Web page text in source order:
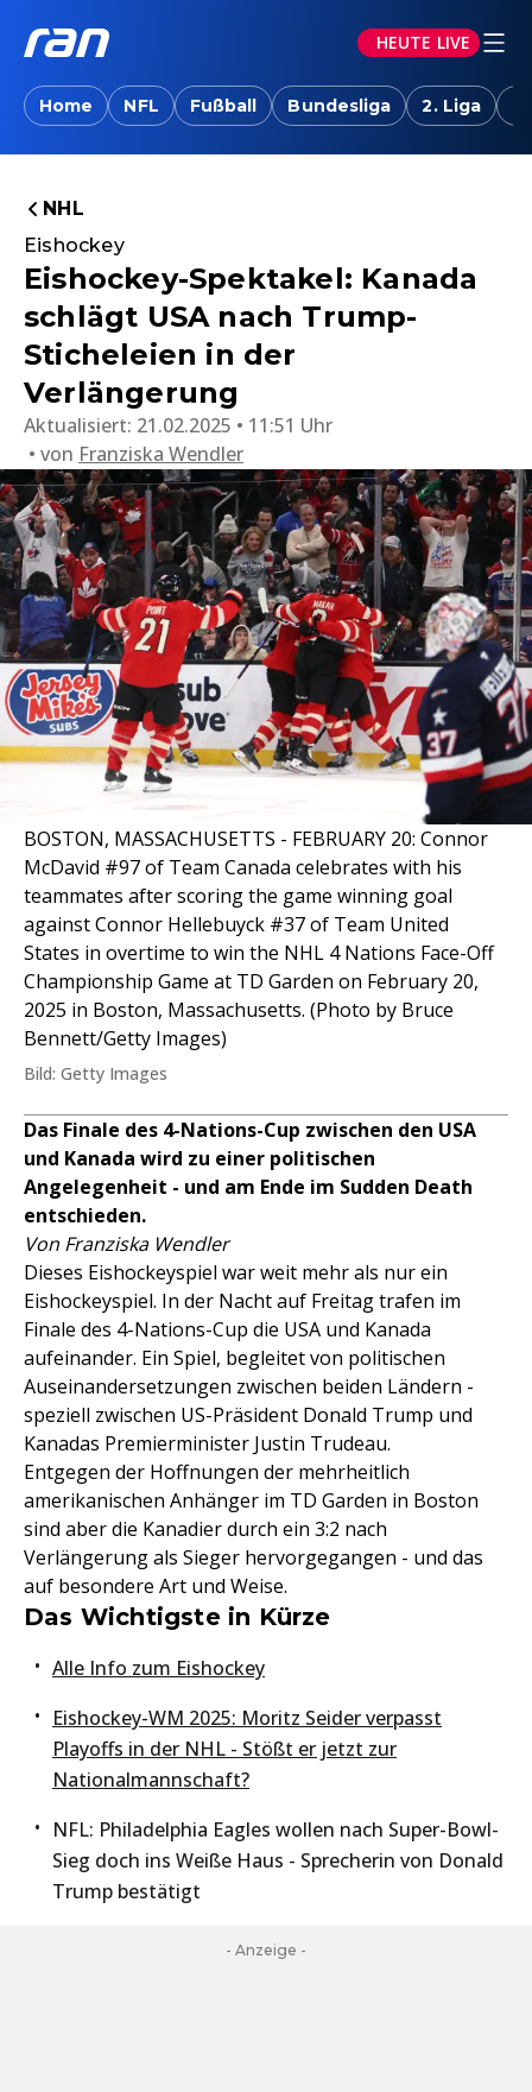
HEUTE LIVE
Home NFL Fußball Bundesliga 2. Liga
NHL
Eishockey
Eishockey-Spektakel: Kanada
schlägt USA nach Trump-
Sticheleien in der
Verlängerung
Aktualisiert: 21.02.2025 • 11:51 Uhr
von Franziska Wendler
BOSTON, MASSACHUSETTS - FEBRUARY 20: Connor
McDavid #97 of Team Canada celebrates with his
teammates after scoring the game winning goal
against Connor Hellebuyck #37 of Team United
States in overtime to win the NHL 4 Nations Face-Off
Championship Game at TD Garden on February 20,
2025 in Boston, Massachusetts. (Photo by Bruce
Bennett/Getty Images)
Bild: Getty Images
Das Finale des 4-Nations-Cup zwischen den USA
und Kanada wird zu einer politischen
Angelegenheit - und am Ende im Sudden Death
entschieden.
Von Franziska Wendler
Dieses Eishockeyspiel war weit mehr als nur ein
Eishockeyspiel. In der Nacht auf Freitag trafen im
Finale des 4-Nations-Cup die USA und Kanada
aufeinander. Ein Spiel, begleitet von politischen
Auseinandersetzungen zwischen beiden Ländern -
speziell zwischen US-Präsident Donald Trump und
Kanadas Premierminister Justin Trudeau.
Entgegen der Hoffnungen der mehrheitlich
amerikanischen Anhänger im TD Garden in Boston
sind aber die Kanadier durch ein 3:2 nach
Verlängerung als Sieger hervorgegangen - und das
auf besondere Art und Weise.
Das Wichtigste in Kürze
Alle Info zum Eishockey
Eishockey-WM 2025: Moritz Seider verpasst
Playoffs in der NHL - Stößt er jetzt zur
Nationalmannschaft?
NFL: Philadelphia Eagles wollen nach Super-Bowl-
Sieg doch ins Weiße Haus - Sprecherin von Donald
Trump bestätigt
- Anzeige -